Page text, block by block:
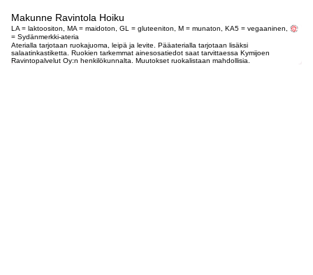
Makunne Ravintola Hoiku
LA = laktoositon, MA = maidoton, GL = gluteeniton, M = munaton, KA5 = vegaaninen,
= Sydänmerkki-ateria
Aterialla tarjotaan ruokajuoma, leipä ja levite. Pääaterialla tarjotaan lisäksi
salaatinkastiketta. Ruokien tarkemmat ainesosatiedot saat tarvittaessa Kymijoen
Ravintopalvelut Oy:n henkilökunnalta. Muutokset ruokalistaan mahdollisia.